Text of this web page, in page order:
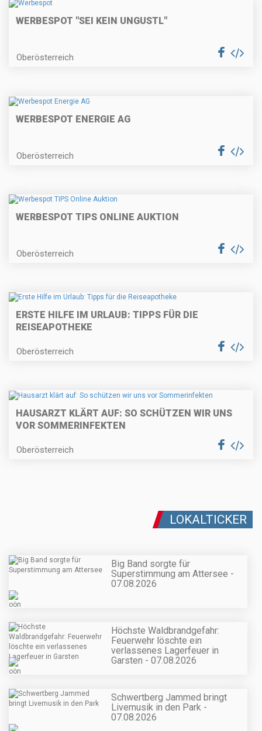
WERBESPOT "SEI KEIN UNGUSTL"
Oberösterreich
WERBESPOT ENERGIE AG
Oberösterreich
WERBESPOT TIPS ONLINE AUKTION
Oberösterreich
ERSTE HILFE IM URLAUB: TIPPS FÜR DIE
REISEAPOTHEKE
Oberösterreich
HAUSARZT KLÄRT AUF: SO SCHÜTZEN WIR UNS
VOR SOMMERINFEKTEN
Oberösterreich
LOKALTICKER
Big Band sorgte für
Superstimmung am Attersee -
07.08.2026
Höchste Waldbrandgefahr:
Feuerwehr löschte ein
verlassenes Lagerfeuer in
Garsten - 07.08.2026
Schwertberg Jammed bringt
Livemusik in den Park -
07.08.2026